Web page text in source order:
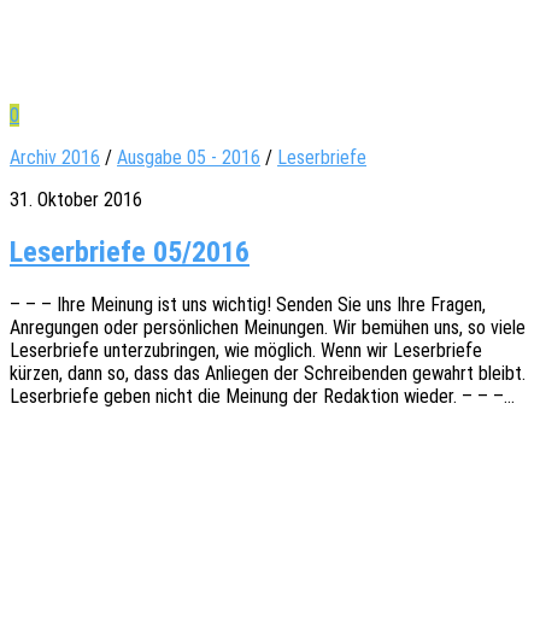
0
Archiv 2016 / Ausgabe 05 - 2016 / Leserbriefe
31. Oktober 2016
Leser­brie­fe 05/2016
– – – Ihre Meinung ist uns wich­tig! Senden Sie uns Ihre Fragen,
Anre­gun­gen oder persön­li­chen Meinun­gen. Wir bemü­hen uns, so viele
Leser­brie­fe unter­zu­brin­gen, wie möglich. Wenn wir Leser­brie­fe
kürzen, dann so, dass das Anlie­gen der Schrei­ben­den gewahrt bleibt.
Leser­brie­fe geben nicht die Meinung der Redak­ti­on wieder. – – –…